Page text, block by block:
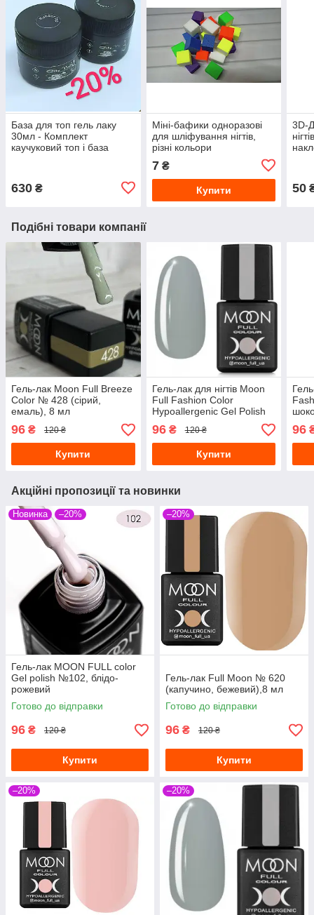
База для топ гель лаку
30мл - Комплект
каучуковий топ і база
630 ₴
Міні-бафики одноразові
для шліфування нігтів,
різні кольори
7₴
Купити
3D-
50
Подібні товари компанії
Гель-лак Moon Full Breeze
Color № 428 (сірий,
емаль), 8 мл
96 ₴ 120 ₴
Купити
Гель-лак для нігтів Moon
Full Fashion Color
Hypoallergenic Gel Polish
242 сірий, 8 мл
96₴ 120 ₴
Купити
96
Акційні пропозиції та новинки
Новинка –20%
Гель-лак MOON FULL color
Gel polish №102, блідо-
рожевий
Готово до відправки
96 ₴ 120 ₴
Купити
–20%
Гель-лак Full Moon № 620
(капучино, бежевий),8 мл
Готово до відправки
96 ₴ 120 ₴
Купити
–20% –20%